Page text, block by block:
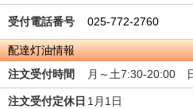
受付電話番号 025-772-2760
配達灯油情報
注文受付時間
月～土7:30-20:00
注文受付定休日 1月1日